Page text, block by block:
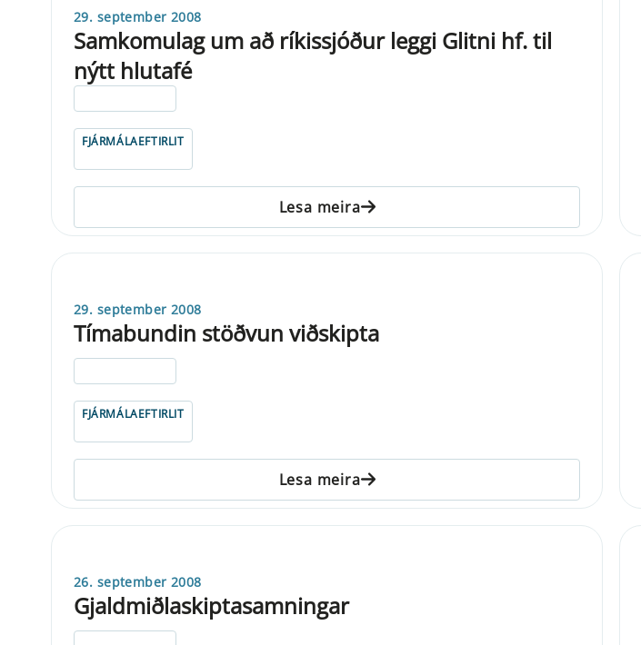
29. september 2008
Samkomulag um að ríkissjóður leggi Glitni hf. til
nýtt hlutafé
FJÁRMÁLAEFTIRLIT
Lesa meira
29. september 2008
Tímabundin stöðvun viðskipta
FJÁRMÁLAEFTIRLIT
Lesa meira
26. september 2008
Gjaldmiðlaskiptasamningar